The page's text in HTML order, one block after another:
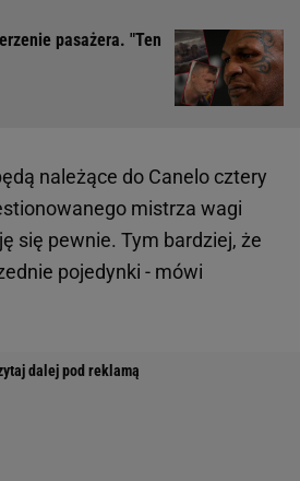
pasażera. "Ten
należące do Canelo cztery
mistrza wagi
się pewnie. Tym bardziej, że
pojedynki - mówi